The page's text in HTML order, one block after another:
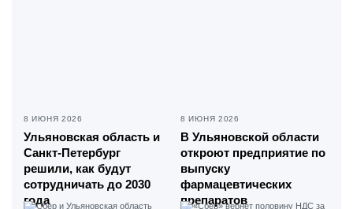
8 ИЮНЯ 2026
Ульяновская область и
Санкт-Петербург
решили, как будут
сотрудничать до 2030
года
8 ИЮНЯ 2026
В Ульяновской области
откроют предприятие по
выпуску
фармацевтических
препаратов